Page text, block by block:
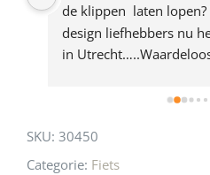
de klippen  laten
design liefhebbers nu
in
SKU: 30450
Categorie: Fiets